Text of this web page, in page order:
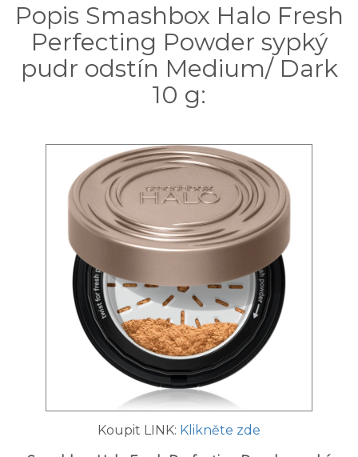
Popis Smashbox Halo Fresh
Perfecting Powder sypký
pudr odstín Medium/ Dark
10 g:
Koupit LINK: Klikněte zde